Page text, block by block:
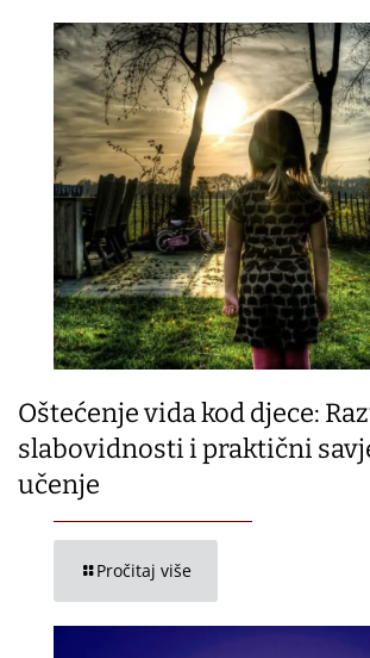
Oštećenje vida kod djece:
slabovidnosti i praktični
učenje
Pročitaj više